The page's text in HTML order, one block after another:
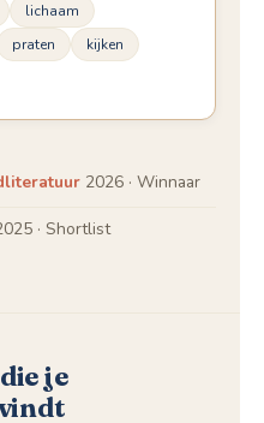
lichaam
praten
kijken
2026 · Winnaar
· Shortlist
je